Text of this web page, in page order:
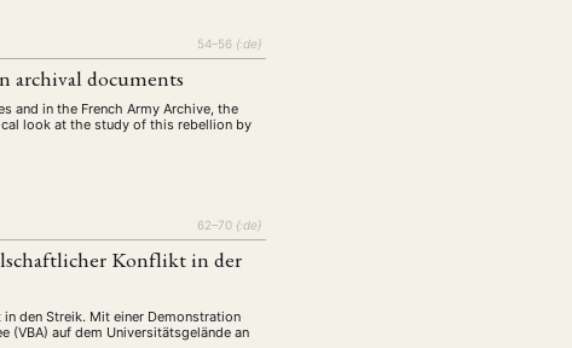
54–56 {:de}
archival documents
and in the French Army Archive, the
look at the study of this rebellion by
62–70 {:de}
Konflikt in der
den Streik. Mit einer Demonstration
(VBA) auf dem Universitätsgelände an